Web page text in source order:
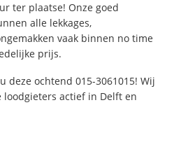
ter plaatse! Onze goed
alle lekkages,
vaak binnen no time
prijs.
deze ochtend 015-3061015! Wij
actief in Delft en